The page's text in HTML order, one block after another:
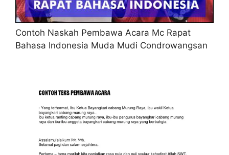
Contoh Naskah Pembawa Acara Mc Rapat
Bahasa Indonesia Muda Mudi Condrowangsan